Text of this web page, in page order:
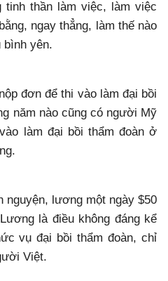
tinh thần làm việc, làm việc
ngay thẳng, làm thế nào
bình yên.
đơn để thi vào làm đại bồi
năm nào cũng có người Mỹ
làm đại bồi thẩm đoàn ở
nguyện, lương một ngày $50
là điều không đáng kể
vụ đại bồi thẩm đoàn, chỉ
Việt.